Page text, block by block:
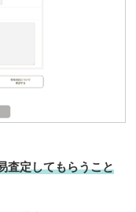
査定してもらうこと